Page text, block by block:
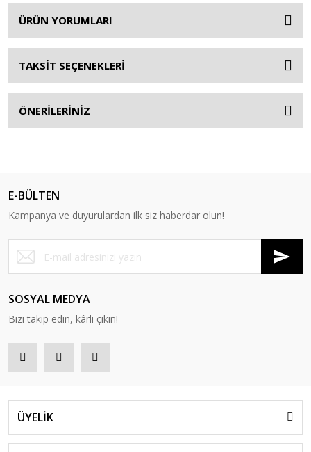
ÜRÜN YORUMLARI
TAKSİT SEÇENEKLERİ
ÖNERİLERİNİZ
E-BÜLTEN
Kampanya ve duyurulardan ilk siz haberdar olun!
SOSYAL MEDYA
Bizi takip edin, kârlı çıkın!
ÜYELİK